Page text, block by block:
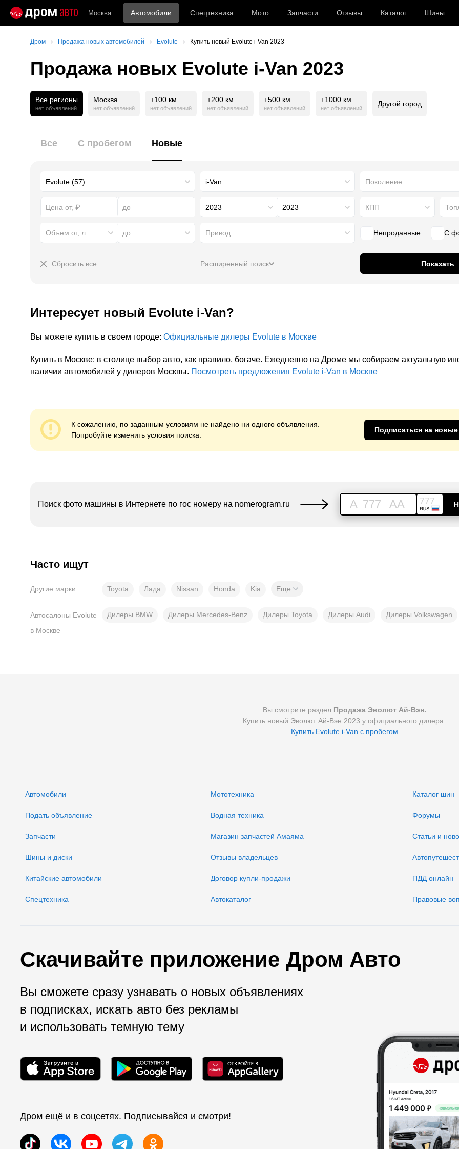
Москва Автомобили Спецтехника Мото Запчасти Отзывы Каталог Шины
Дром Продажа новых автомобилей Evolute Купить новый Evolute i-Van 2023
Продажа новых Evolute i-Van 2023
Все регионы
нет объявлений
Москва
нет объявлений
+100 км
нет объявлений
+200 км
нет объявлений
+500 км
нет объявлений
+1000 км
нет объявлений
Другой город
Все С пробегом Новые
Поколение
2023 2023 КПП
Объем от, л до Привод Непроданные С
Сбросить все Расширенный поиск Показать
Интересует новый Evolute i-Van?
Вы можете купить в своем городе: Официальные дилеры Evolute в Москве
Купить в Москве: в столице выбор авто, как правило, богаче. Ежедневно на Дроме мы собираем актуальную
наличии автомобилей у дилеров Москвы. Посмотреть предложения Evolute i-Van в Москве
К сожалению, по заданным условиям не найдено ни одного объявления.
Попробуйте изменить условия поиска.
Подписаться на
Поиск фото машины в Интернете по гос номеру на nomerogram.ru A 777 AA 777
Часто ищут
Другие марки Toyota Лада Nissan Honda Kia Еще
Автосалоны Evolute
в Москве
Дилеры BMW Дилеры Mercedes-Benz Дилеры Toyota Дилеры Audi Дилеры Volkswagen
Вы смотрите раздел Продажа Эволют Ай-Вэн.
Купить новый Эволют Ай-Вэн 2023 у официального дилера.
Купить Evolute i-Van с пробегом
Автомобили
Подать объявление
Запчасти
Шины и диски
Китайские автомобили
Спецтехника
Мототехника
Водная техника
Магазин запчастей Амаяма
Отзывы владельцев
Договор купли-продажи
Автокаталог
Каталог шин
Форумы
Статьи и
ПДД онлайн
Правовые
Скачивайте приложение Дром Авто
Вы сможете сразу узнавать о новых объявлениях
в подписках, искать авто без рекламы
и использовать темную тему
Дром ещё и в соцсетях. Подписывайся и смотри!